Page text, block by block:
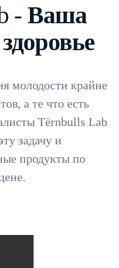
- Ваша
молодости крайне
а те что есть
Tёrnbulls Lab
задачу и
продукты по